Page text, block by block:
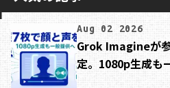
Aug 02 2026
Grok Imagineが
定。1080p生成も